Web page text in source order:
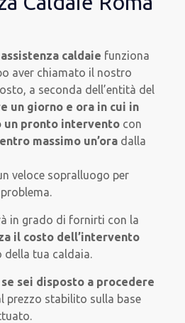
caldaie funziona
aver chiamato il nostro
a seconda dell’entità del
un giorno e ora in cui in
un pronto intervento con
massimo un’ora dalla
veloce sopralluogo per
in grado di fornirti con la
il costo dell’intervento
della tua caldaia.
sei disposto a procedere
prezzo stabilito sulla base